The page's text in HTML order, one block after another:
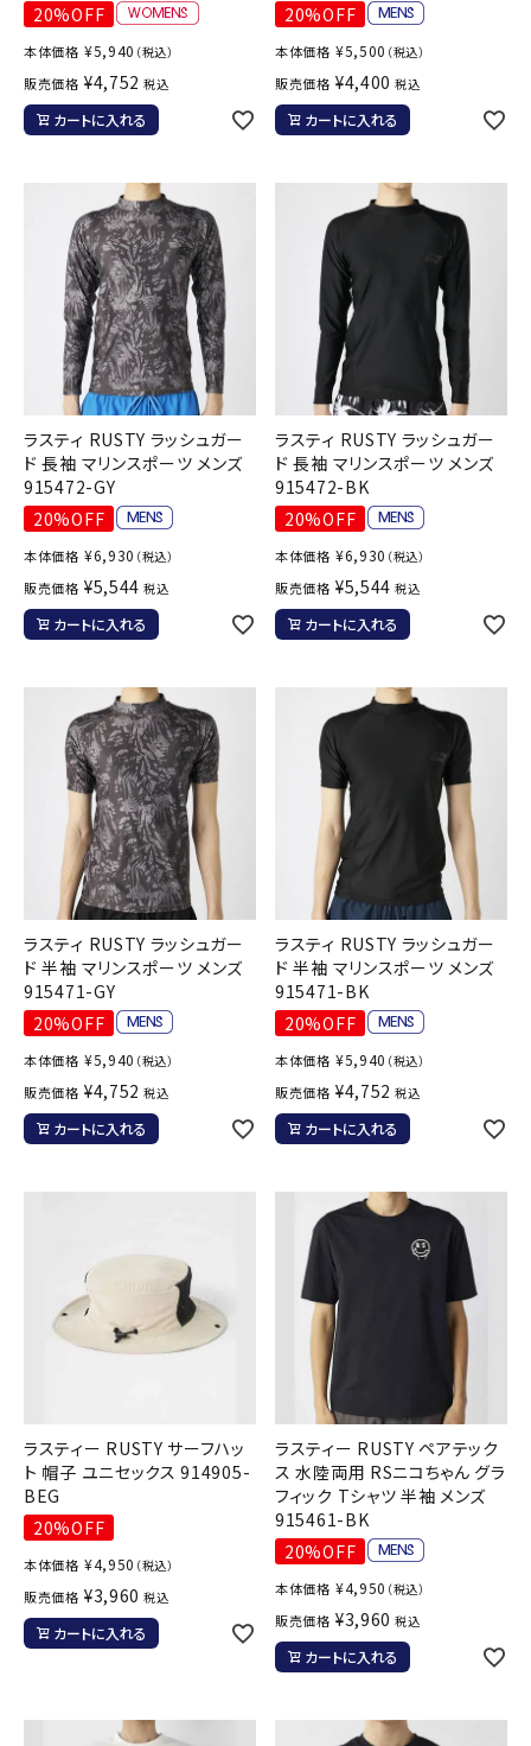
20%OFF
本体価格 ¥5,940 （税込）
販売価格 ¥4,752 税込
カートに入れる
20%OFF
本体価格 ¥5,500 （税込）
販売価格 ¥4,400 税込
カートに入れる
ラスティ RUSTY ラッシュガー
ド 長袖 マリンスポーツ メンズ
915472-GY
20%OFF
本体価格 ¥6,930 （税込）
販売価格 ¥5,544 税込
カートに入れる
ラスティ RUSTY ラッシュガー
ド 長袖 マリンスポーツ メンズ
915472-BK
20%OFF
本体価格 ¥6,930 （税込）
販売価格 ¥5,544 税込
カートに入れる
ラスティ RUSTY ラッシュガー
ド 半袖 マリンスポーツ メンズ
915471-GY
20%OFF
本体価格 ¥5,940 （税込）
販売価格 ¥4,752 税込
カートに入れる
ラスティ RUSTY ラッシュガー
ド 半袖 マリンスポーツ メンズ
915471-BK
20%OFF
本体価格 ¥5,940 （税込）
販売価格 ¥4,752 税込
カートに入れる
ラスティー RUSTY サーフハッ
ト 帽子 ユニセックス 914905-
BEG
20%OFF
本体価格 ¥4,950 （税込）
販売価格 ¥3,960 税込
カートに入れる
ラスティー RUSTY ペアテック
ス 水陸両用 RSニコちゃん グラ
フィック Tシャツ 半袖 メンズ
915461-BK
20%OFF
本体価格 ¥4,950 （税込）
販売価格 ¥3,960 税込
カートに入れる